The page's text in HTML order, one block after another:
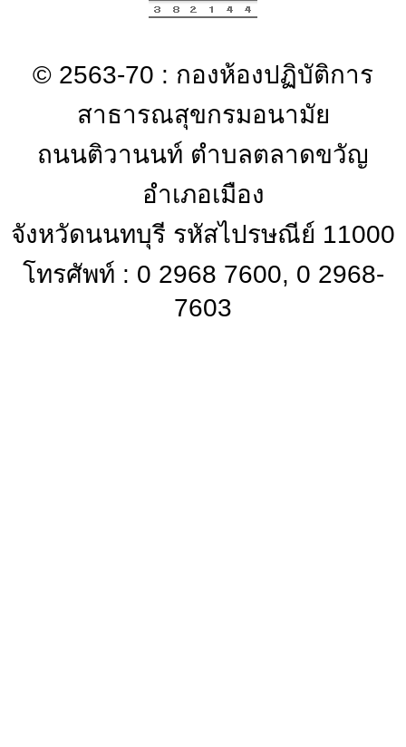
© 2563-70 : กองห้องปฏิบัติการ
สาธารณสุขกรมอนามัย
ถนนติวานนท์ ตำบลตลาดขวัญ
อำเภอเมือง
จังหวัดนนทบุรี รหัสไปรษณีย์ 11000
โทรศัพท์ : 0 2968 7600, 0 2968-
7603